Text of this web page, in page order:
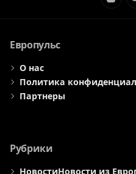
Европульс
О нас
Политика
Партнеры
Рубрики
НовостиНовости из